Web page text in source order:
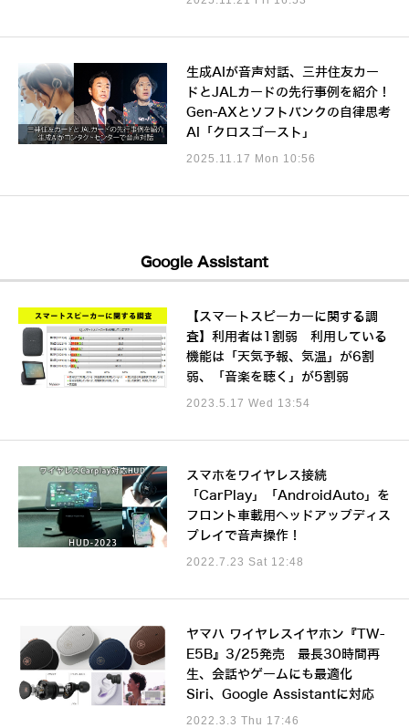
生成AIが音声対話、三井住友カー
ドとJALカードの先行事例を紹介！
Gen-AXとソフトバンクの自律思考
AI「クロスゴースト」
2025.11.17 Mon 10:56
Google Assistant
【スマートスピーカーに関する調
査】利用者は1割弱 利用している
機能は「天気予報、気温」が6割
弱、「音楽を聴く」が5割弱
2023.5.17 Wed 13:54
スマホをワイヤレス接続
「CarPlay」「AndroidAuto」を
フロント車載用ヘッドアップディス
プレイで音声操作！
2022.7.23 Sat 12:48
ヤマハ ワイヤレスイヤホン『TW-
E5B』3/25発売 最長30時間再
生、会話やゲームにも最適化
Siri、Google Assistantに対応
2022.3.3 Thu 17:46